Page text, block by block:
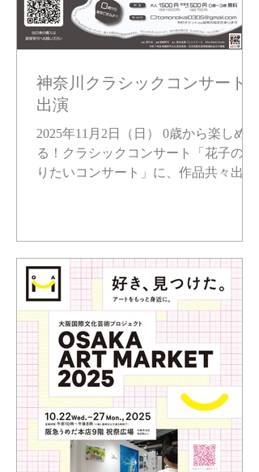
神奈川クラシックコンサート
出演
2025年11月2日（日） 0歳から楽しめ
る！クラシックコンサート「花子のや
りたいコンサート」に、作品共々出演
じるステージに是非遊びに来てくださ
いね！ 2025年11月2日（日） 花子のや
りたいコンサート 【場所】 社のホー
ルはしもと 「相模原駅」より徒歩1分
ミウィ橋本7階 【時間】 14時30分 開場
15 時00分 開演 【演奏】 桑原花子（ピ
アノ） ＠hanakong0824 櫻木枝里子（ピ
アノ）高橋宗芳（ヴァイオリン） 【美
術】 谷口号（tantan） 【ダンス】 山井
絵里奈 永堀唯（牧阿佐美バレヱ団）ペ
ニー・ にいな（徳永由貴バレエスクー